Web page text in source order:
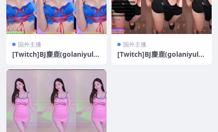
国外主播
[Twitch]BJ麋鹿(golaniyule
胸[13V/2.93G]
国外主播
[Twitch]BJ麋鹿(golaniyule